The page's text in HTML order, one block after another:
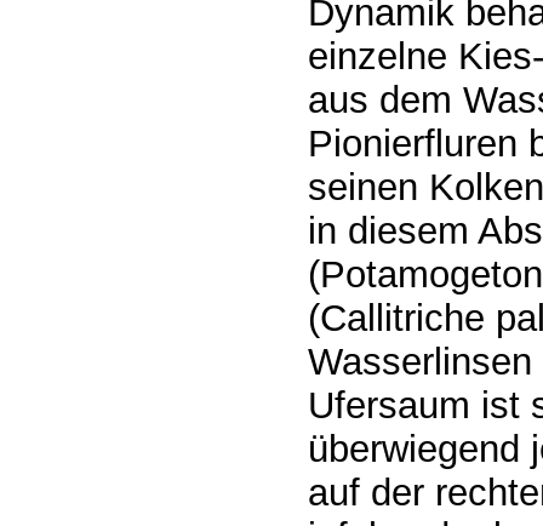
Dynamik
einzelne
aus dem
Pionierfluren
seinen
in diesem
(Callitriche
Ufersaum ist
überwiegend
auf der